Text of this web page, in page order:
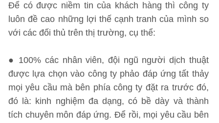
Để có được niềm tin của khách hàng thì công ty
luôn đề cao những lợi thế cạnh tranh của mình so
với các đối thủ trên thị trường, cụ thể:
● 100% các nhân viên, đội ngũ người dịch thuật
được lựa chọn vào công ty phảo đáp ứng tất thảy
mọi yêu cầu mà bên phía công ty đặt ra trước đó,
đó là: kinh nghiệm đa dạng, có bề dày và thành
tích chuyên môn đáp ứng. Để rồi, mọi yêu cầu bên